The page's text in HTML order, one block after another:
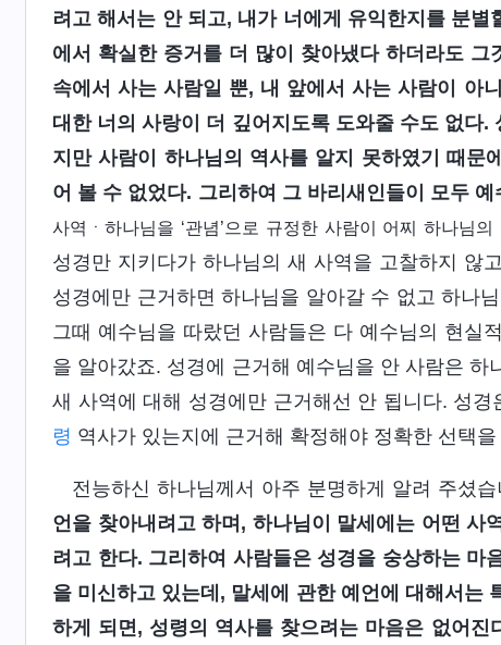
려고 해서는 안 되고, 내가 너에게 유익한지를 분
에서 확실한 증거를 더 많이 찾아냈다 하더라도
속에서 사는 사람일 뿐, 내 앞에서 사는 사람이 아
대한 너의 사랑이 더 깊어지도록 도와줄 수도 없다
지만 사람이 하나님의 역사를 알지 못하였기 때문
어 볼 수 없었다. 그리하여 그 바리새인들이 모두
사역ㆍ하나님을 ‘관념’으로 규정한 사람이 어찌 하나님
성경만 지키다가 하나님의 새 사역을 고찰하지 않
성경에만 근거하면 하나님을 알아갈 수 없고 하나
그때 예수님을 따랐던 사람들은 다 예수님의 현실
을 알아갔죠. 성경에 근거해 예수님을 안 사람은
새 사역에 대해 성경에만 근거해선 안 됩니다. 성
령 역사가 있는지에 근거해 확정해야 정확한 선택
전능하신 하나님께서 아주 분명하게 알려 주셨습
언을 찾아내려고 하며, 하나님이 말세에는 어떤 사
려고 한다. 그리하여 사람들은 성경을 숭상하는 마
을 미신하고 있는데, 말세에 관한 예언에 대해서는
하게 되면, 성령의 역사를 찾으려는 마음은 없어진